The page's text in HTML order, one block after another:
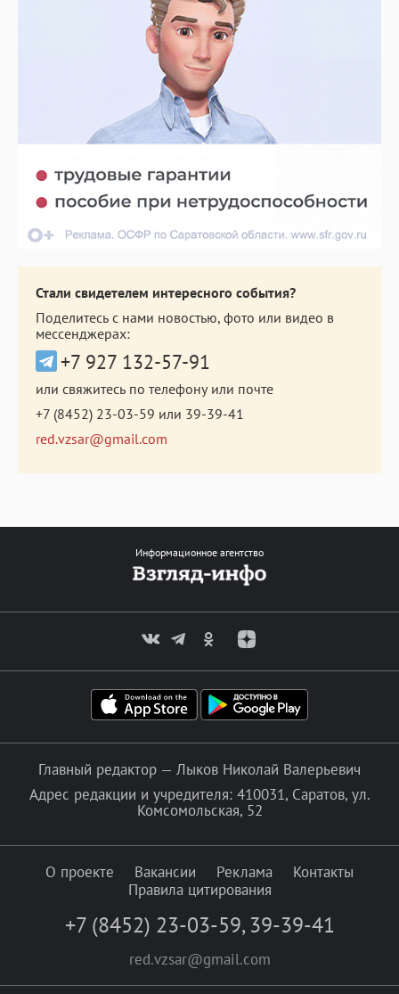
Стали свидетелем интересного события?
Поделитесь с нами новостью, фото или видео в
мессенджерах:
+7 927 132-57-91
или свяжитесь по телефону или почте
+7 (8452) 23-03-59 или 39-39-41
red.vzsar@gmail.com
Информационное агентство
Главный редактор — Лыков Николай Валерьевич
Адрес редакции и учредителя: 410031, Саратов, ул.
Комсомольская, 52
О проекте Вакансии Реклама
Контакты
Правила цитирования
+7 (8452) 23-03-59, 39-39-41
red.vzsar@gmail.com